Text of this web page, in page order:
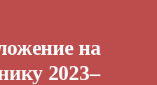
на
2023–